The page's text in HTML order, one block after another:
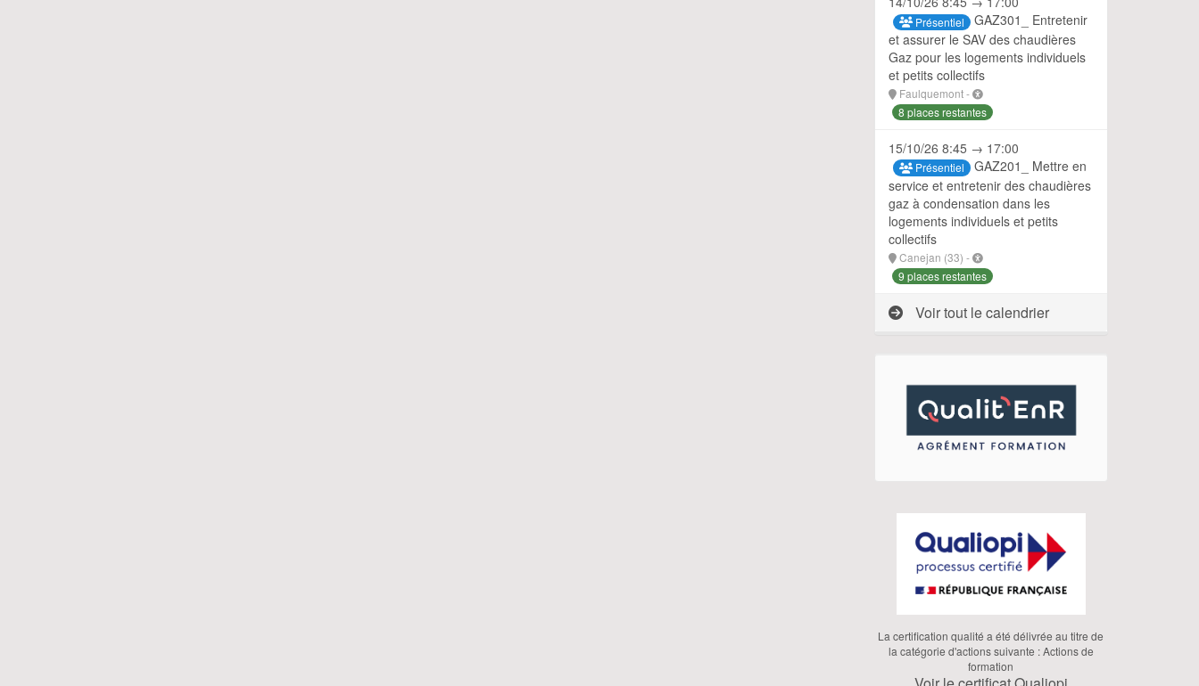
Présentiel
GAZ301_ Entretenir
et assurer le SAV des chaudières
Gaz pour les logements individuels
et petits collectifs
Faulquemont -
8 places restantes
15/10/26 8:45 → 17:00
Présentiel
GAZ201_ Mettre en
service et entretenir des chaudières
gaz à condensation dans les
logements individuels et petits
collectifs
Canejan (33) -
9 places restantes
Voir tout le calendrier
La certification qualité a été délivrée au titre de
la catégorie d'actions suivante : Actions de
formation